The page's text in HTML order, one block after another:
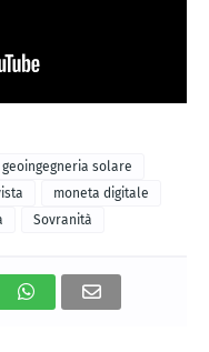
geoingegneria solare
moneta digitale
Sovranità